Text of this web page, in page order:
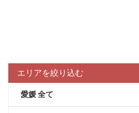
エリアを絞り込む
愛媛 全て